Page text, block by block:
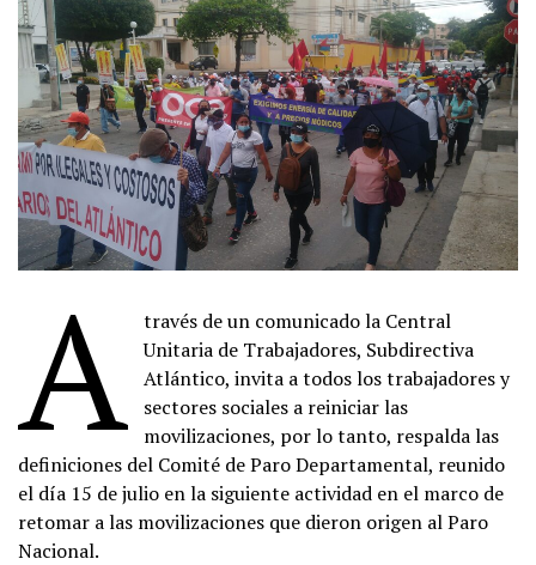
A
través de un comunicado la Central
Unitaria de Trabajadores, Subdirectiva
Atlántico, invita a todos los trabajadores y
sectores sociales a reiniciar las
movilizaciones, por lo tanto, respalda las
definiciones del Comité de Paro Departamental, reunido
el día 15 de julio en la siguiente actividad en el marco de
retomar a las movilizaciones que dieron origen al Paro
Nacional.